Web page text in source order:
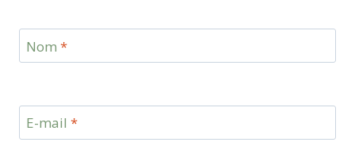
Nom *
E-mail *